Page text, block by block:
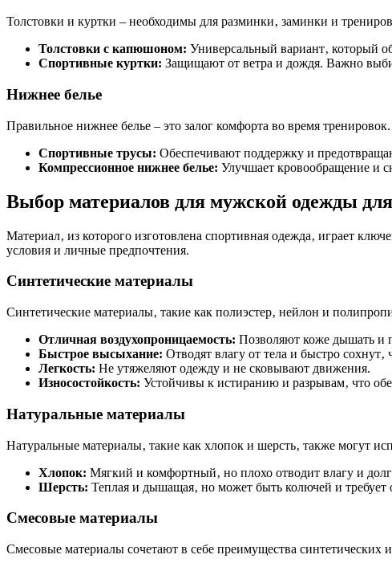
Толстовки и куртки – необходимы для разминки‚ заминки и
Толстовки с капюшоном: Универсальный вариант‚ который
Спортивные куртки: Защищают от ветра и дождя. Важно
Нижнее белье
Правильное нижнее белье – это залог комфорта во время
Спортивные трусы: Обеспечивают поддержку и
Компрессионное нижнее белье: Улучшает кровообращение и
Выбор материалов для мужской одежды
Материал‚ из которого изготовлена спортивная одежда‚ играет
условия и личные предпочтения.
Синтетические материалы
Синтетические материалы‚ такие как полиэстер‚ нейлон и
Отличная воздухопроницаемость: Позволяют коже дышать и
Быстрое высыхание: Отводят влагу от тела и быстро
Легкость: Не утяжеляют одежду и не сковывают движения.
Износостойкость: Устойчивы к истиранию и разрывам‚ что
Натуральные материалы
Натуральные материалы‚ такие как хлопок и шерсть‚ также могут
Хлопок: Мягкий и комфортный‚ но плохо отводит влагу и
Шерсть: Теплая и дышащая‚ но может быть колючей и требует
Смесовые материалы
Смесовые материалы сочетают в себе преимущества